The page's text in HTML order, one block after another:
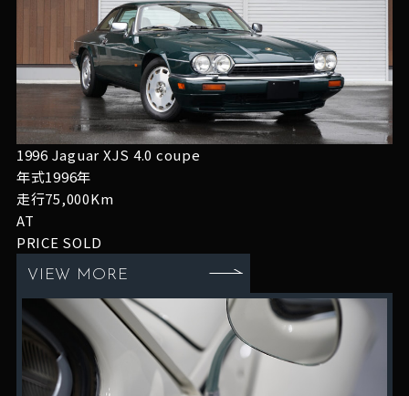
1996 Jaguar XJS 4.0 coupe
年式1996年
走行75,000Km
AT
PRICE SOLD
VIEW MORE